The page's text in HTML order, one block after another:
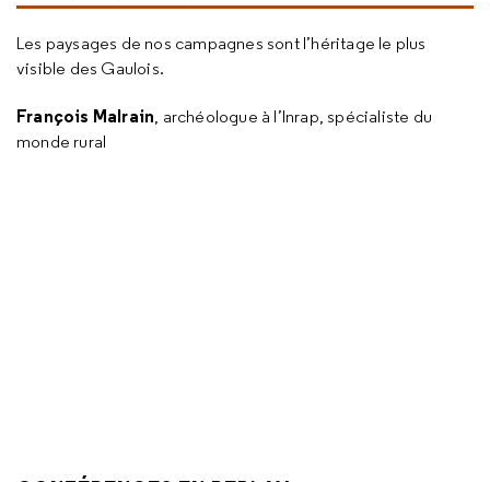
Les paysages de nos campagnes sont l’héritage le plus
visible des Gaulois.
François Malrain, archéologue à l’Inrap, spécialiste du
monde rural